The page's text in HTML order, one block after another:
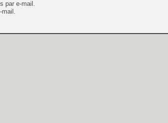
par e-mail.
mail.